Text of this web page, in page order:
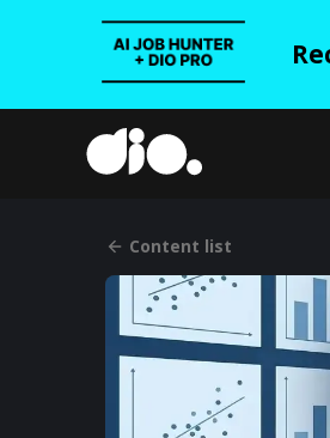
Content list